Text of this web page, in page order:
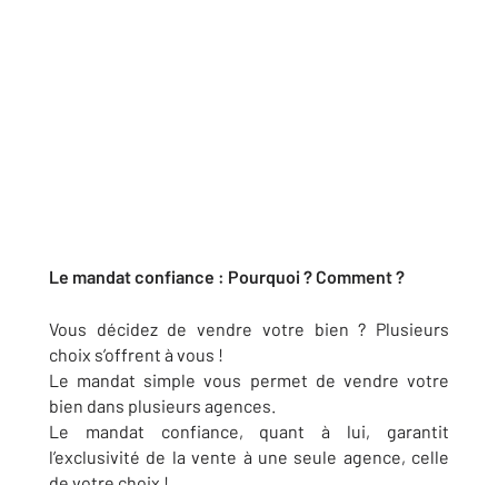
Le mandat confiance : Pourquoi ? Comment ?
Vous décidez de vendre votre bien ? Plusieurs
choix s’offrent à vous !
Le mandat simple vous permet de vendre votre
bien dans plusieurs agences.
Le mandat confiance, quant à lui, garantit
l’exclusivité de la vente à une seule agence, celle